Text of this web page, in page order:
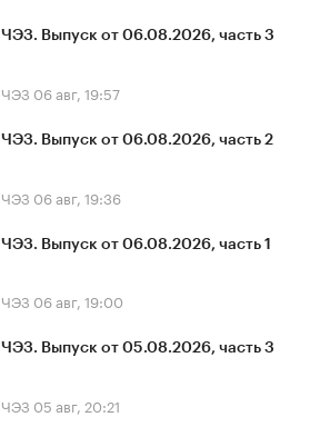
ЧЭЗ. Выпуск от 06.08.2026, часть 3
ЧЭЗ 06 авг, 19:57
ЧЭЗ. Выпуск от 06.08.2026, часть 2
ЧЭЗ 06 авг, 19:36
ЧЭЗ. Выпуск от 06.08.2026, часть 1
ЧЭЗ 06 авг, 19:00
ЧЭЗ. Выпуск от 05.08.2026, часть 3
ЧЭЗ 05 авг, 20:21